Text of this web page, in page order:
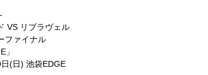
VS リブラヴェル
ファイナル
」
(日) 池袋EDGE